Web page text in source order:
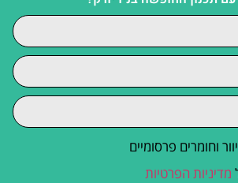
וחומרים פרסומיים
מדיניות הפרטיות